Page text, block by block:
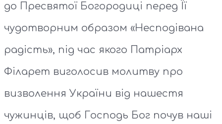
до Пресвятої Богородиці перед Її
чудотворним образом «Несподівана
радість», під час якого Патріарх
Філарет виголосив молитву про
визволення України від нашестя
чужинців, щоб Господь Бог почув наші